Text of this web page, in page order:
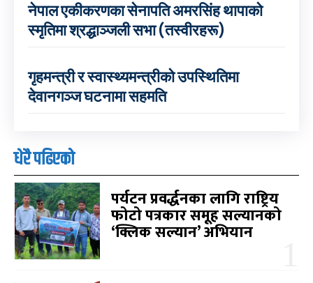
नेपाल एकीकरणका सेनापति अमरसिंह थापाको
स्मृतिमा श्रद्धाञ्जली सभा (तस्वीरहरू)
गृहमन्त्री र स्वास्थ्यमन्त्रीको उपस्थितिमा
देवानगञ्ज घटनामा सहमति
धेरै पढिएको
पर्यटन प्रवर्द्धनका लागि राष्ट्रिय
फोटो पत्रकार समूह सल्यानको
‘क्लिक सल्यान’ अभियान